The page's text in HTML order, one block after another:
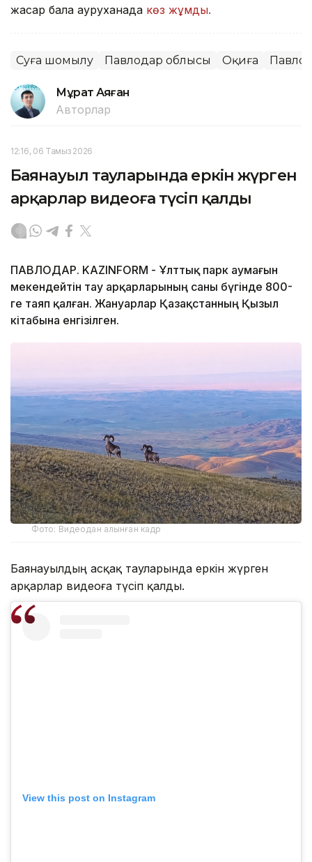
жасар бала ауруханада көз жұмды.
Суға шомылу Павлодар облысы Оқиға
Мұрат Аяған
Авторлар
12:16, 06 Тамыз 2026
Баянауыл тауларында еркін жүрген
арқарлар видеоға түсіп қалды
ПАВЛОДАР. KAZINFORM - Ұлттық парк аумағын
мекендейтін тау арқарларының саны бүгінде 800-
ге таяп қалған. Жануарлар Қазақстанның Қызыл
кітабына енгізілген.
Фото: Видеодан алынған кадр
Баянауылдың асқақ тауларында еркін жүрген
арқарлар видеоға түсіп қалды.
View this post on Instagram